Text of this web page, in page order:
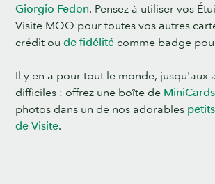
Giorgio Fedon. Pensez à utiliser vos
Visite MOO pour toutes vos autres
crédit ou de fidélité comme badge
Il y en a pour tout le monde, jusqu'aux
difficiles : offrez une boîte de MiniCards
photos dans un de nos adorables
de Visite.